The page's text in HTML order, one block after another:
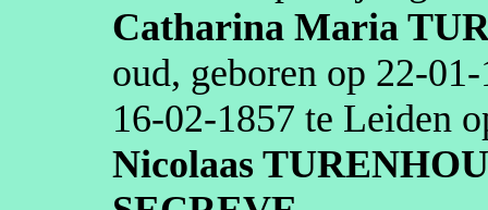
Catharina Maria
oud, geboren op
16‑02‑1857 te Leiden
Nicolaas